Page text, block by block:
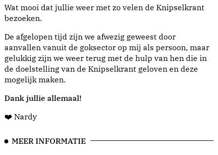
Wat mooi dat jullie weer met zo velen de Knipselkrant
bezoeken.
De afgelopen tijd zijn we afwezig geweest door
aanvallen vanuit de goksector op mij als persoon, maar
gelukkig zijn we weer terug met de hulp van hen die in
de doelstelling van de Knipselkrant geloven en deze
mogelijk maken.
Dank jullie allemaal!
❤️ Nardy
MEER INFORMATIE